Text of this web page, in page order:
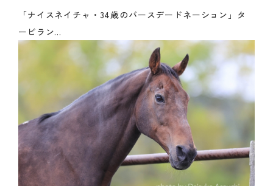
「ナイスネイチャ・34歳のバースデードネーション」タ
ービラン...